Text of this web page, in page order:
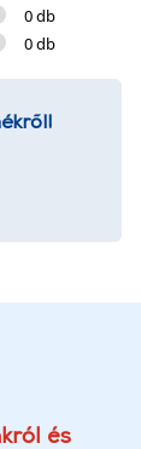
0 db
0 db
és